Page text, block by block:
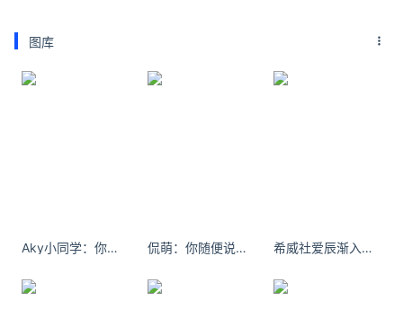
07月09日 09:27
2022年7月9日浙江省新型冠状病毒肺炎疫情通报
图库
Aky小同学：你总是能让我带着每天的晚安，把梦做到最感动。 侃萌：你随便说 反正我左耳进右耳出 #美丽坏女人 希威社爱辰渐入佳境 你像旧文艺复兴的曙光